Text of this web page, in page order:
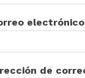
electrónico
de